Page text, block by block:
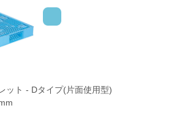
ット - Dタイプ(片面使用型)